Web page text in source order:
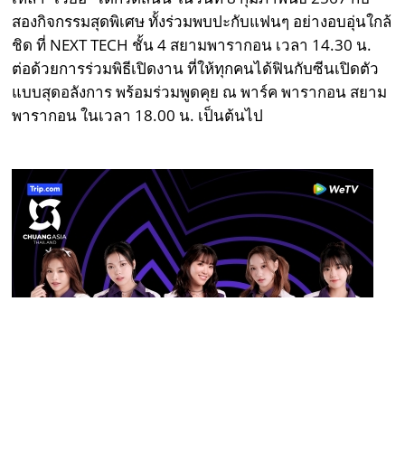
สองกิจกรรมสุดพิเศษ ทั้งร่วมพบปะกับแฟนๆ อย่างอบอุ่นใกล้
ชิด ที่ NEXT TECH ชั้น 4 สยามพารากอน เวลา 14.30 น.
ต่อด้วยการร่วมพิธีเปิดงาน ที่ให้ทุกคนได้ฟินกับซีนเปิดตัว
แบบสุดอลังการ พร้อมร่วมพูดคุย ณ พาร์ค พารากอน สยาม
พารากอน ในเวลา 18.00 น. เป็นต้นไป